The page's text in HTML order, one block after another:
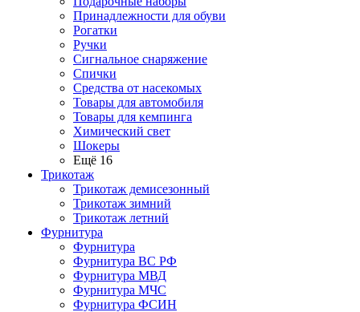
Принадлежности для обуви
Рогатки
Ручки
Сигнальное снаряжение
Спички
Средства от насекомых
Товары для автомобиля
Товары для кемпинга
Химический свет
Шокеры
Ещё 16
Трикотаж
Трикотаж демисезонный
Трикотаж зимний
Трикотаж летний
Фурнитура
Фурнитура
Фурнитура ВС РФ
Фурнитура МВД
Фурнитура МЧС
Фурнитура ФСИН